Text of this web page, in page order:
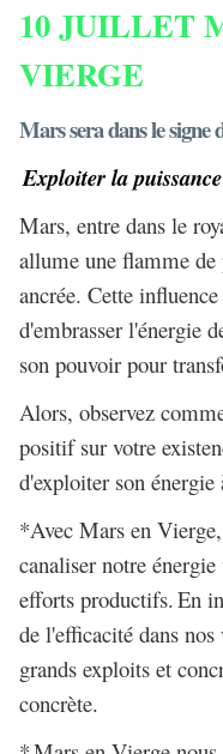
10 JUILLET
VIERGE
Mars sera dans le signe
Exploiter la
Mars, entre dans le
allume une flamme
ancrée. Cette
d'embrasser l'énergie
son pouvoir pour
Alors, observez
positif sur votre
d'exploiter son
*Avec Mars en
canaliser notre
efforts productifs.En
de l'efficacité dans
grands exploits et
concrète.